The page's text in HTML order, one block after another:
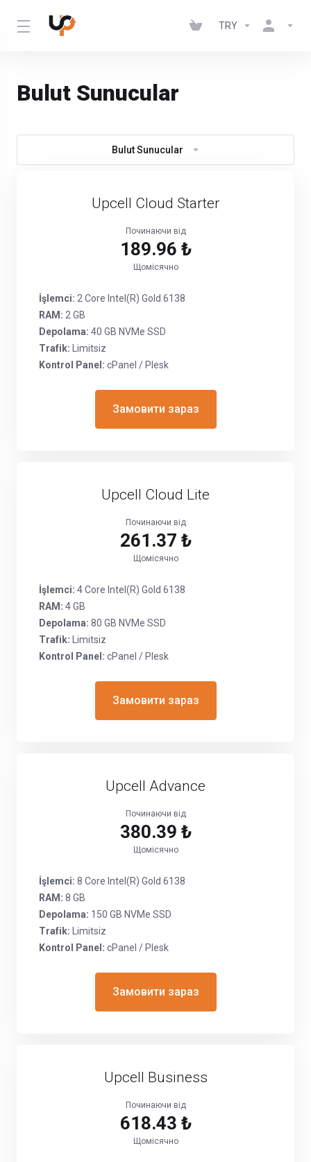
TRY
Bulut Sunucular
Bulut Sunucular
Upcell Cloud Starter
Починаючи від
189.96 ₺
Щомісячно
İşlemci: 2 Core Intel(R) Gold 6138
RAM: 2 GB
Depolama: 40 GB NVMe SSD
Trafik: Limitsiz
Kontrol Panel: cPanel / Plesk
Замовити зараз
Upcell Cloud Lite
Починаючи від
261.37 ₺
Щомісячно
İşlemci: 4 Core Intel(R) Gold 6138
RAM: 4 GB
Depolama: 80 GB NVMe SSD
Trafik: Limitsiz
Kontrol Panel: cPanel / Plesk
Замовити зараз
Upcell Advance
Починаючи від
380.39 ₺
Щомісячно
İşlemci: 8 Core Intel(R) Gold 6138
RAM: 8 GB
Depolama: 150 GB NVMe SSD
Trafik: Limitsiz
Kontrol Panel: cPanel / Plesk
Замовити зараз
Upcell Business
Починаючи від
618.43 ₺
Щомісячно